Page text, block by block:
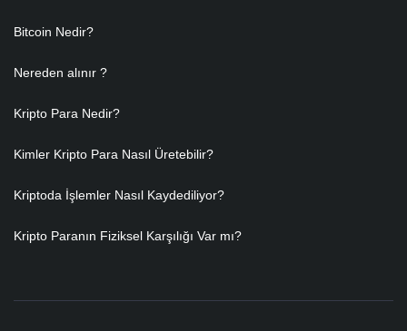
Bitcoin Nedir?
Nereden alınır ?
Kripto Para Nedir?
Kimler Kripto Para Nasıl Üretebilir?
Kriptoda İşlemler Nasıl Kaydediliyor?
Kripto Paranın Fiziksel Karşılığı Var mı?